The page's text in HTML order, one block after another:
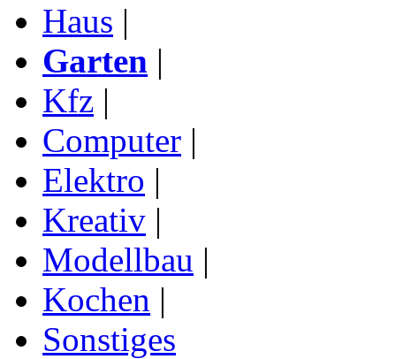
Haus |
Garten |
Kfz |
Computer |
Elektro |
Kreativ |
Modellbau |
Kochen |
Sonstiges